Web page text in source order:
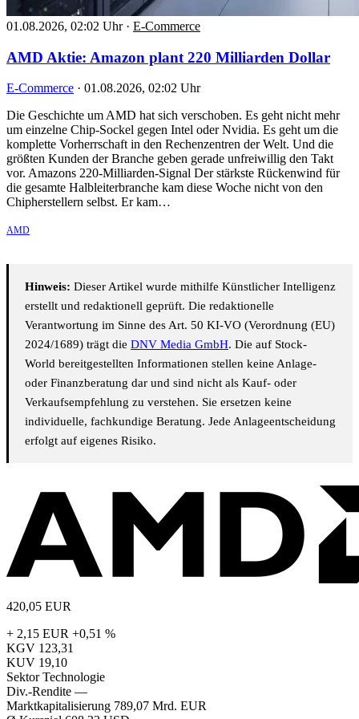
01.08.2026, 02:02 Uhr · E-Commerce
AMD Aktie: Amazon plant 220 Milliarden Dollar
E-Commerce · 01.08.2026, 02:02 Uhr
Die Geschichte um AMD hat sich verschoben. Es geht nicht mehr
um einzelne Chip-Sockel gegen Intel oder Nvidia. Es geht um die
komplette Vorherrschaft in den Rechenzentren der Welt. Und die
größten Kunden der Branche geben gerade unfreiwillig den Takt
vor. Amazons 220-Milliarden-Signal Der stärkste Rückenwind für
die gesamte Halbleiterbranche kam diese Woche nicht von den
Chipherstellern selbst. Er kam…
AMD
Hinweis: Dieser Artikel wurde mithilfe Künstlicher Intelligenz
erstellt und redaktionell geprüft. Die redaktionelle
Verantwortung im Sinne des Art. 50 KI-VO (Verordnung (EU)
2024/1689) trägt die DNV Media GmbH. Die auf Stock-
World bereitgestellten Informationen stellen keine Anlage-
oder Finanzberatung dar und sind nicht als Kauf- oder
Verkaufsempfehlung zu verstehen. Sie ersetzen keine
individuelle, fachkundige Beratung. Jede Anlageentscheidung
erfolgt auf eigenes Risiko.
420,05 EUR
+ 2,15 EUR +0,51 %
KGV 123,31
KUV 19,10
Sektor Technologie
Div.-Rendite —
Marktkapitalisierung 789,07 Mrd. EUR